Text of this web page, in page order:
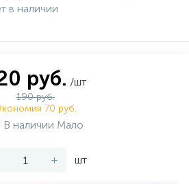
в наличии
руб. /шт
190 руб.
70 руб.
В наличии Мало
+ шт